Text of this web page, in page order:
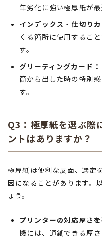
年劣化に強い極厚紙が最
インデックス・仕切りカ
くる箇所に使用するこ
す。
グリーティングカード：
筒から出した時の特別
す。
Q3：極厚紙を選ぶ際
ントはありますか？
極厚紙は便利な反面、選定
因になることがあります。
ょう。
プリンターの対応厚さを
機には、通紙できる厚